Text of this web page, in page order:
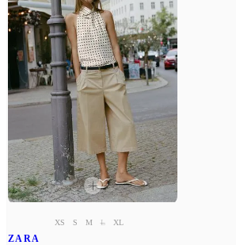
XS S M L XL
ZARA